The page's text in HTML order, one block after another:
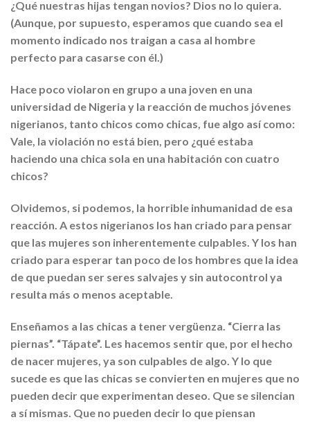
¿Qué nuestras hijas tengan novios? Dios no lo quiera.
(Aunque, por supuesto, esperamos que cuando sea el
momento indicado nos traigan a casa al hombre
perfecto para casarse con él.)
Hace poco violaron en grupo a una joven en una
universidad de Nigeria y la reacción de muchos jóvenes
nigerianos, tanto chicos como chicas, fue algo así como:
Vale, la violación no está bien, pero ¿qué estaba
haciendo una chica sola en una habitación con cuatro
chicos?
Olvidemos, si podemos, la horrible inhumanidad de esa
reacción. A estos nigerianos los han criado para pensar
que las mujeres son inherentemente culpables. Y los han
criado para esperar tan poco de los hombres que la idea
de que puedan ser seres salvajes y sin autocontrol ya
resulta más o menos aceptable.
Enseñamos a las chicas a tener vergüenza. “Cierra las
piernas”. “Tápate”. Les hacemos sentir que, por el hecho
de nacer mujeres, ya son culpables de algo. Y lo que
sucede es que las chicas se convierten en mujeres que no
pueden decir que experimentan deseo. Que se silencian
a sí mismas. Que no pueden decir lo que piensan